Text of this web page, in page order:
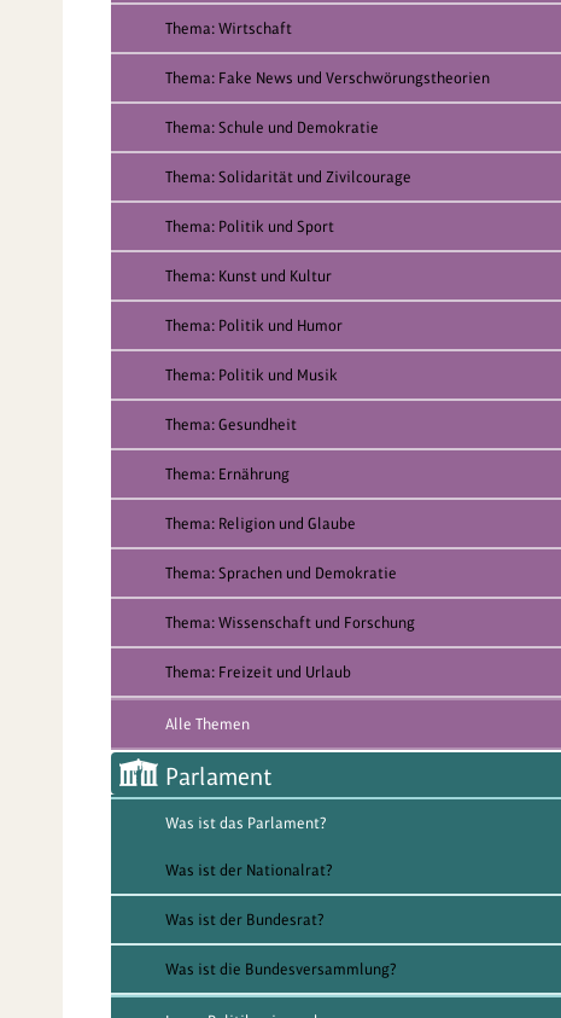
Thema: Wirtschaft
Thema: Fake News und Verschwörungstheorien
Thema: Schule und Demokratie
Thema: Solidarität und Zivilcourage
Thema: Politik und Sport
Thema: Kunst und Kultur
Thema: Politik und Humor
Thema: Politik und Musik
Thema: Gesundheit
Thema: Ernährung
Thema: Religion und Glaube
Thema: Sprachen und Demokratie
Thema: Wissenschaft und Forschung
Thema: Freizeit und Urlaub
Alle Themen
Parlament
Was ist das Parlament?
Was ist der Nationalrat?
Was ist der Bundesrat?
Was ist die Bundesversammlung?